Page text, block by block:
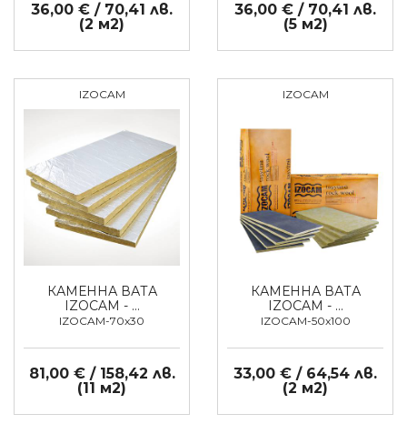
36,00 € / 70,41 лв.
(2 м2)
36,00 € / 70,41 лв.
(5 м2)
IZOCAM
КАМЕННА ВАТА
IZOCAM - …
IZOCAM-70x30
81,00 € / 158,42 лв.
(11 м2)
IZOCAM
КАМЕННА ВАТА
IZOCAM - …
IZOCAM-50x100
33,00 € / 64,54 лв.
(2 м2)